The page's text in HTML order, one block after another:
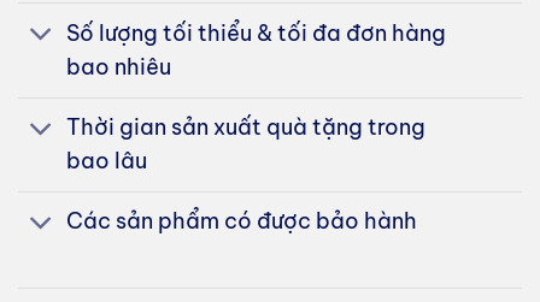
Số lượng tối thiểu & tối đa đơn hàng
bao nhiêu
Thời gian sản xuất quà tặng trong
bao lâu
Các sản phẩm có được bảo hành